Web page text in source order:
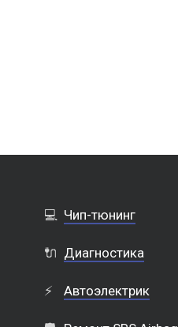
💻 Чип-тюнинг
🔌 Диагностика
⚡ Автоэлектрик